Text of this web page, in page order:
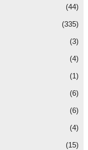
(44)
(335)
(3)
(4)
(1)
(6)
(6)
(4)
(15)